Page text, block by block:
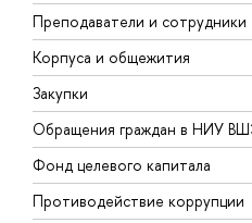
Преподаватели и сотрудники
Корпуса и общежития
Закупки
Обращения граждан в НИУ
Фонд целевого капитала
Противодействие коррупции